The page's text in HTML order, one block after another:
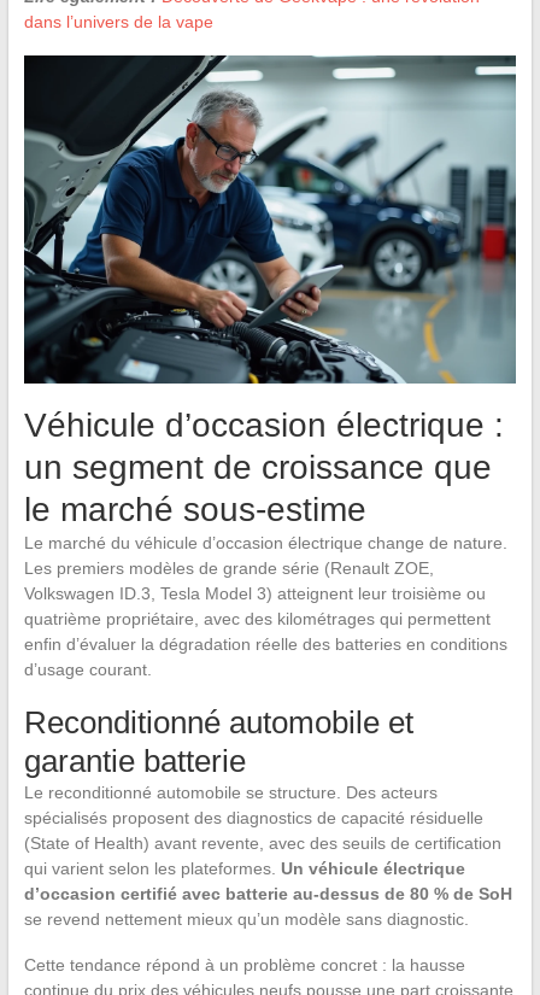
dans l’univers de la vape
Véhicule d’occasion électrique :
un segment de croissance que
le marché sous-estime
Le marché du véhicule d’occasion électrique change de nature.
Les premiers modèles de grande série (Renault ZOE,
Volkswagen ID.3, Tesla Model 3) atteignent leur troisième ou
quatrième propriétaire, avec des kilométrages qui permettent
enfin d’évaluer la dégradation réelle des batteries en conditions
d’usage courant.
Reconditionné automobile et
garantie batterie
Le reconditionné automobile se structure. Des acteurs
spécialisés proposent des diagnostics de capacité résiduelle
(State of Health) avant revente, avec des seuils de certification
qui varient selon les plateformes. Un véhicule électrique
d’occasion certifié avec batterie au-dessus de 80 % de SoH
se revend nettement mieux qu’un modèle sans diagnostic.
Cette tendance répond à un problème concret : la hausse
continue du prix des véhicules neufs pousse une part croissante